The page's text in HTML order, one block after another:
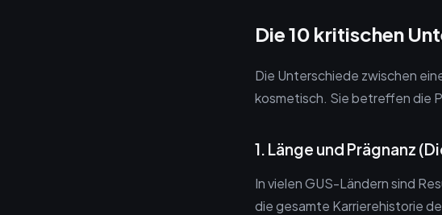
Die 10 kritischen
Die Unterschiede zwischen
kosmetisch. Sie betreffen die
1. Länge und Prägnanz
In vielen GUS-Ländern sind
die gesamte Karrierehistorie